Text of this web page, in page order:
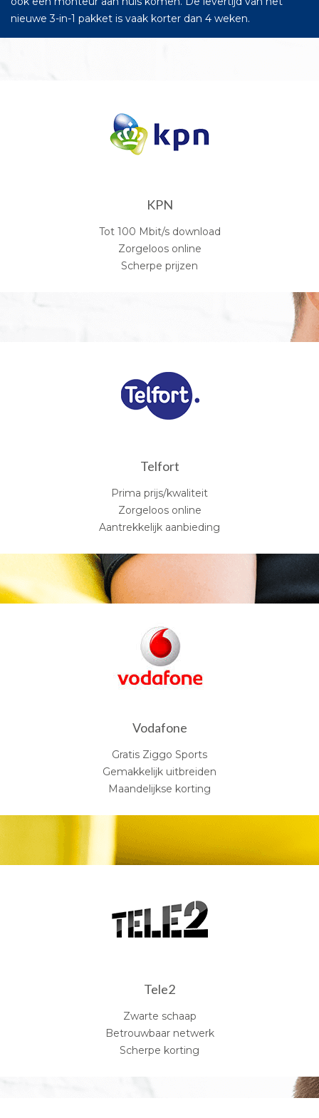
nieuwe 3-in-1 pakket is vaak korter dan 4 weken.
KPN
Tot 100 Mbit/s download
Zorgeloos online
Scherpe prijzen
Telfort
Prima prijs/kwaliteit
Zorgeloos online
Aantrekkelijk aanbieding
Vodafone
Gratis Ziggo Sports
Gemakkelijk uitbreiden
Maandelijkse korting
Tele2
Zwarte schaap
Betrouwbaar netwerk
Scherpe korting